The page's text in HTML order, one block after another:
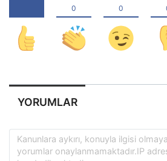
YORUMLAR